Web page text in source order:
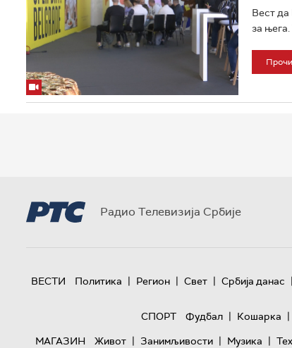
Вест да
за
Радио Телевизија Србије
ВЕСТИ Политика | Регион | Свет | Србија данас |
СПОРТ
Фудбал | Кошарка |
МАГАЗИН
Живот | Занимљивости | Музика |